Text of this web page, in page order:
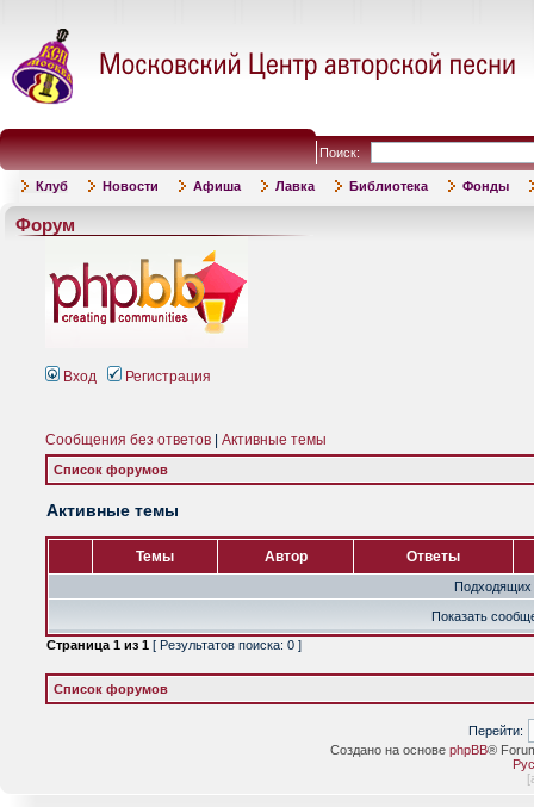
Поиск:
Клуб Новости Афиша Лавка Библиотека Фонды
Форум
Вход Регистрация
Сообщения без ответов Активные темы
Список форумов
Активные темы
Темы Автор Ответы
Подходящих
Показать
Страница 1 из 1 [ Результатов поиска: 0 ]
Список форумов
Перейти:
Создано на основе phpBB®
[